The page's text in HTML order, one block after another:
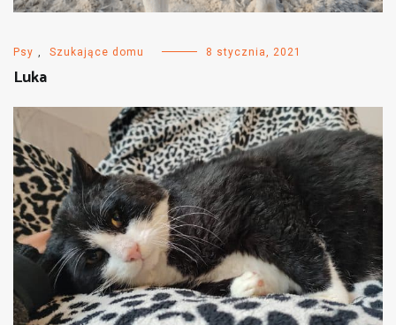
Psy Szukające domu 8 stycznia, 2021
Luka